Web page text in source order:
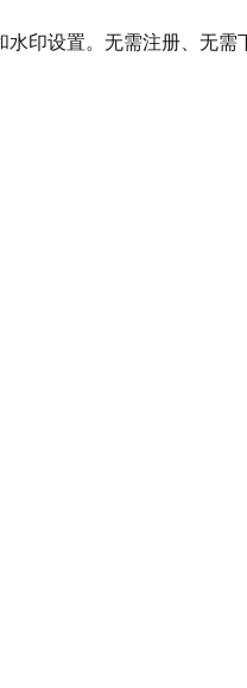
印设置。无需注册、无